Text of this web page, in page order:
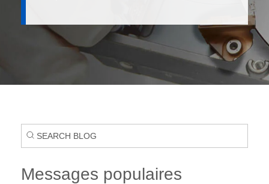
Messages populaires